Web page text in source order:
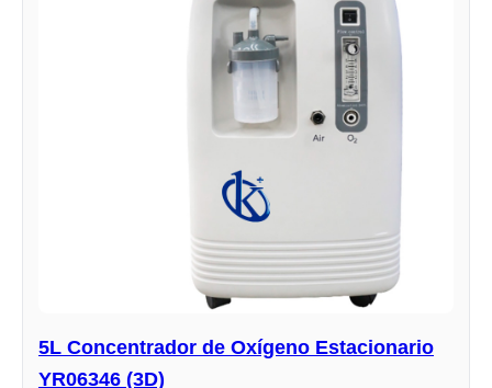
5L Concentrador de Oxígeno Estacionario
YR06346 (3D)